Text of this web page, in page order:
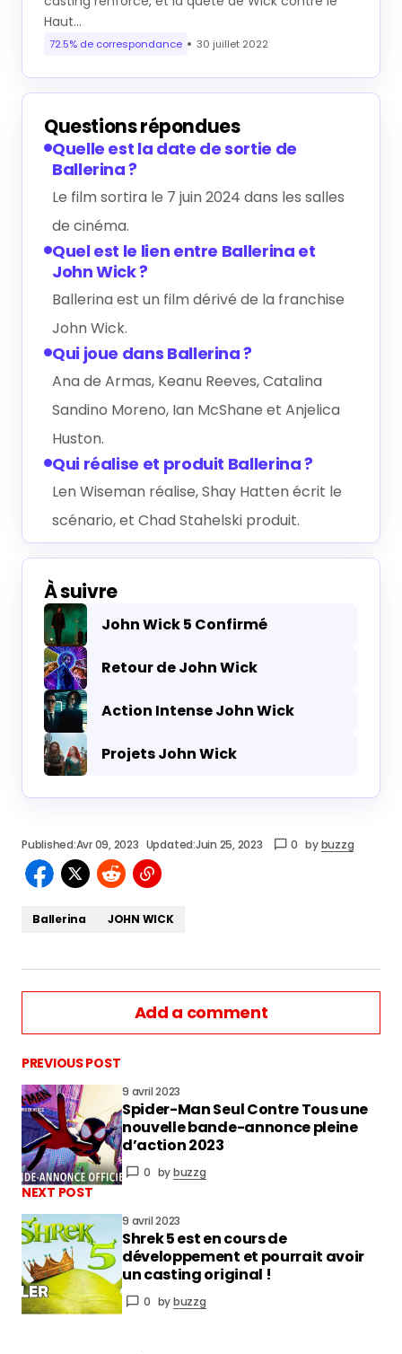
Haut…
72.5% de correspondance 30 juillet 2022
Questions répondues
Quelle est la date de sortie de
Ballerina ?
Le film sortira le 7 juin 2024 dans les salles
de cinéma.
Quel est le lien entre Ballerina et
John Wick ?
Ballerina est un film dérivé de la franchise
John Wick.
Qui joue dans Ballerina ?
Ana de Armas, Keanu Reeves, Catalina
Sandino Moreno, Ian McShane et Anjelica
Huston.
Qui réalise et produit Ballerina ?
Len Wiseman réalise, Shay Hatten écrit le
scénario, et Chad Stahelski produit.
À suivre
John Wick 5 Confirmé
Retour de John Wick
Action Intense John Wick
Projets John Wick
Published:Avr 09, 2023 Updated:Juin 25, 2023 0 bybuzzg
Ballerina JOHN WICK
Add a comment
vous connecter
PREVIOUS POST
9 avril 2023
Spider-Man Seul Contre Tous une
nouvelle bande-annonce pleine
d’action 2023
0 bybuzzg
NEXT POST
9 avril 2023
Shrek 5 est en cours de
développement et pourrait avoir
un casting original !
0 bybuzzg